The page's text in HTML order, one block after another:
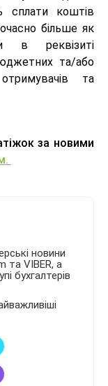
сплати коштів
більше як
в реквізиті
та/або
та
за новими
новини
та VIBER, а
бухгалтерів